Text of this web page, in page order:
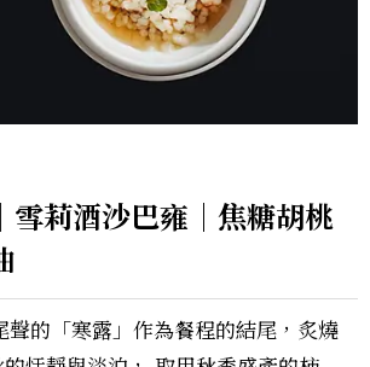
雪莉酒沙巴雍｜焦糖胡桃
的「寒露」作為餐程的結尾，炙燒